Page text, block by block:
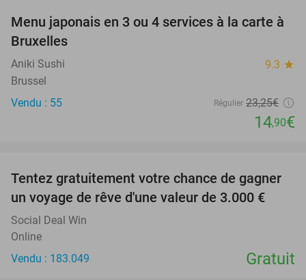
36%
Menu japonais en 3 ou 4 services à la carte à
Bruxelles
Aniki Sushi 9.3 star
Brussel
Vendu : 55
Régulier 23,25€
14,90€
Tentez gratuitement votre chance de gagner
un voyage de rêve d'une valeur de 3.000 €
Social Deal Win
Online
Vendu : 183.049
Gratuit